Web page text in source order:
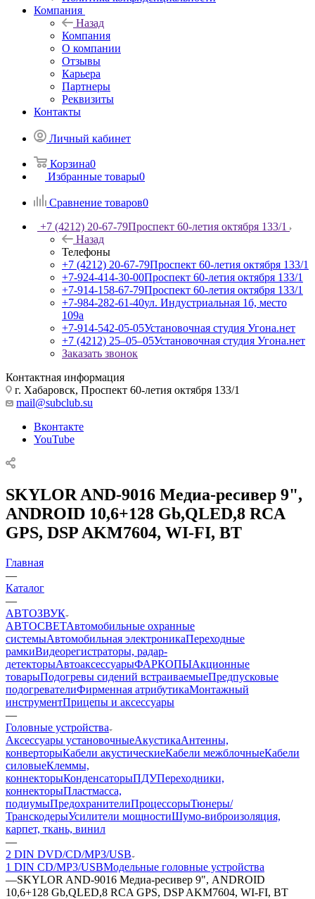
Компания
Назад
Компания
О компании
Отзывы
Карьера
Партнеры
Реквизиты
Контакты
Личный кабинет
Корзина0
Избранные товары0
Сравнение товаров0
+7 (4212) 20-67-79Проспект 60-летия октября 133/1
Назад
Телефоны
+7 (4212) 20-67-79Проспект 60-летия октября 133/1
+7-924-414-30-00Проспект 60-летия октября 133/1
+7-914-158-67-79Проспект 60-летия октября 133/1
+7-984-282-61-40ул. Индустриальная 1б, место
109а
+7-914-542-05-05Установочная студия Угона.нет
+7 (4212) 25‒05‒05Установочная студия Угона.нет
Заказать звонок
Контактная информация
г. Хабаровск, Проспект 60-летия октября 133/1
mail@subclub.su
Вконтакте
YouTube
SKYLOR AND-9016 Медиа-ресивер 9",
ANDROID 10,6+128 Gb,QLED,8 RCA
GPS, DSP AKM7604, WI-FI, BT
Главная
—
Каталог
—
АВТОЗВУК
АВТОСВЕТАвтомобильные охранные
системыАвтомобильная электроникаПереходные
рамкиВидеорегистраторы, радар-
детекторыАвтоаксессуарыФАРКОПЫАкционные
товарыПодогревы сидений встраиваемыеПредпусковые
подогревателиФирменная атрибутикаМонтажный
инструментПрицепы и аксессуары
—
Головные устройства
Аксессуары установочныеАкустикаАнтенны,
конверторыКабели акустическиеКабели межблочныеКабели
силовыеКлеммы,
коннекторыКонденсаторыПДУПереходники,
коннекторыПластмасса,
подиумыПредохранителиПроцессорыТюнеры/
ТранскодерыУсилители мощностиШумо-виброизоляция,
карпет, ткань, винил
—
2 DIN DVD/CD/MP3/USB
1 DIN CD/MP3/USBМодельные головные устройства
—SKYLOR AND-9016 Медиа-ресивер 9", ANDROID
10,6+128 Gb,QLED,8 RCA GPS, DSP AKM7604, WI-FI, BT